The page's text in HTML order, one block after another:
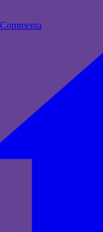
Commenta